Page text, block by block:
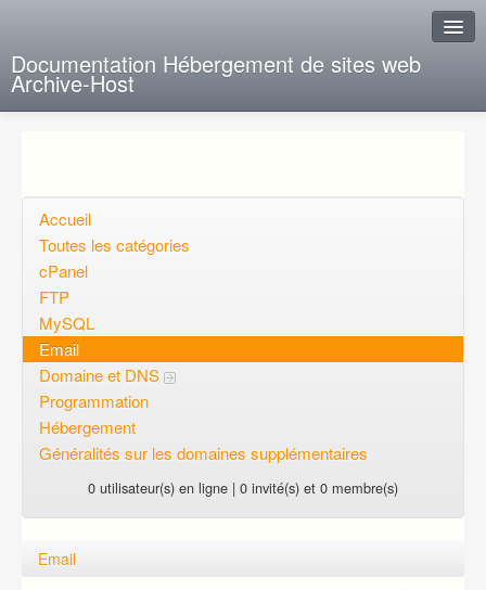
Documentation Hébergement de sites web
Archive-Host
Questions ouvertes
Voulez-vous vous inscrire?
Connexion
Accueil
Toutes les catégories
cPanel
FTP
MySQL
Email
Domaine et DNS
Programmation
Hébergement
Généralités sur les domaines supplémentaires
0 utilisateur(s) en ligne | 0 invité(s) et 0 membre(s)
Email